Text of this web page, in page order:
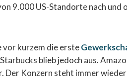
9.000 US-Standorte nach und
vor kurzem die erste
blieb jedoch aus.
Der Konzern steht immer